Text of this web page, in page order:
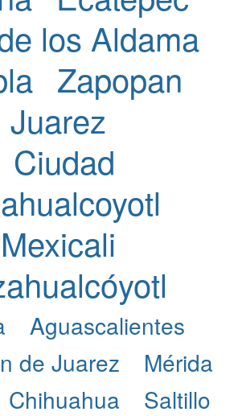
los Aldama
Zapopan
Juarez
Ciudad
Mexicali
Aguascalientes
de Juarez
Mérida
Chihuahua
Saltillo